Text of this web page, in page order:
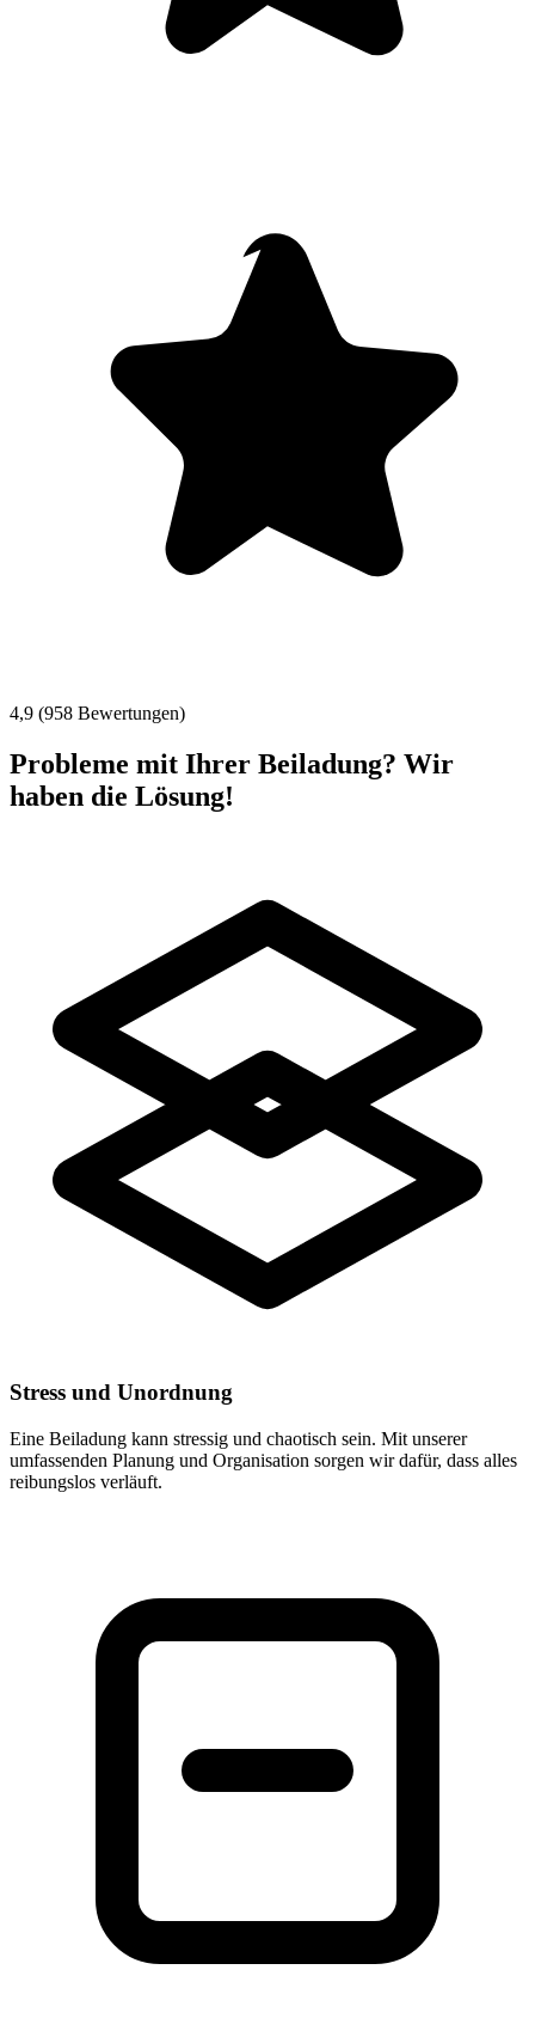
4,9 (958 Bewertungen)
Probleme mit Ihrer Beiladung? Wir
haben die Lösung!
Stress und Unordnung
Eine Beiladung kann stressig und chaotisch sein. Mit unserer
umfassenden Planung und Organisation sorgen wir dafür, dass alles
reibungslos verläuft.